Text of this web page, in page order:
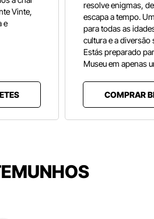
Vinte,
e
resolve enigmas,
escapa a tempo.
para todas as
cultura e a diversão
Estás preparado
Museu em apenas
COMPRAR